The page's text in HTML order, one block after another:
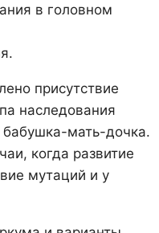
в головном
присутствие
наследования
мать-дочка.
когда развитие
мутаций и у